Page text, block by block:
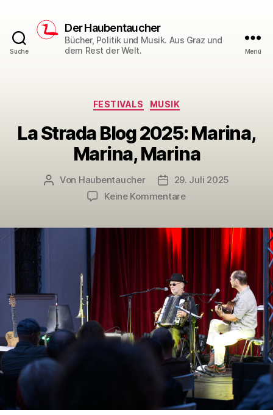
Suche
Der Haubentaucher
Bücher, Politik und Musik. Aus Graz und
dem Rest der Welt.
Menü
Kategorien
FESTIVALS MUSIK
La Strada Blog 2025: Marina,
Marina, Marina
Beitragsautor
Von Haubentaucher Veröffentlichungsdatum
29. Juli 2025
Keine Kommentarezu
Marina